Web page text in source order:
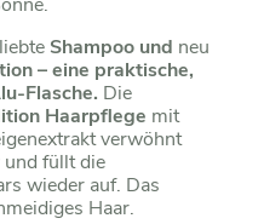
Shampoo und neu
– eine praktische,
Flasche. Die
Haarpflege mit
verwöhnt
und füllt die
wieder auf. Das
Haar.